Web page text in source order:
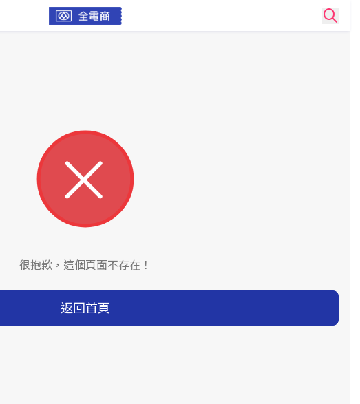
很抱歉，這個頁面不存在！
返回首頁